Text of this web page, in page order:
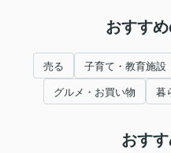
おすす
売る 子育て・教育施設
グルメ・お買い物 暮
おす